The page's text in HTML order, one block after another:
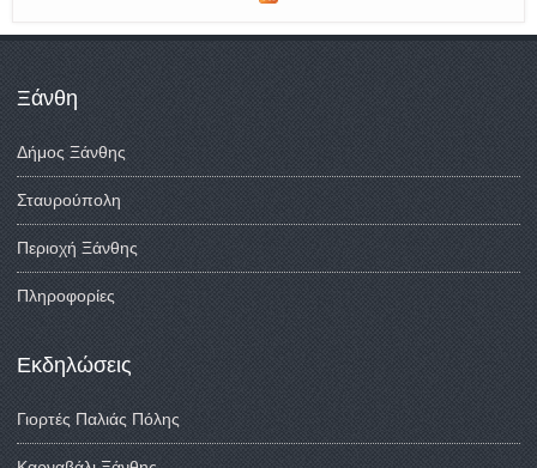
Ξάνθη
Δήμος Ξάνθης
Σταυρούπολη
Περιοχή Ξάνθης
Πληροφορίες
Εκδηλώσεις
Γιορτές Παλιάς Πόλης